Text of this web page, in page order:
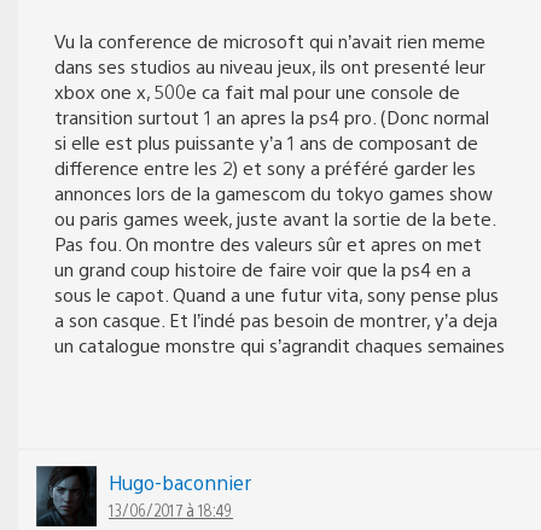
Vu la conference de microsoft qui n’avait rien meme
dans ses studios au niveau jeux, ils ont presenté leur
xbox one x, 500e ca fait mal pour une console de
transition surtout 1 an apres la ps4 pro. (Donc normal
si elle est plus puissante y’a 1 ans de composant de
difference entre les 2) et sony a préféré garder les
annonces lors de la gamescom du tokyo games show
ou paris games week, juste avant la sortie de la bete.
Pas fou. On montre des valeurs sûr et apres on met
un grand coup histoire de faire voir que la ps4 en a
sous le capot. Quand a une futur vita, sony pense plus
a son casque. Et l’indé pas besoin de montrer, y’a deja
un catalogue monstre qui s’agrandit chaques semaines
Hugo-baconnier
13/06/2017 à 18:49